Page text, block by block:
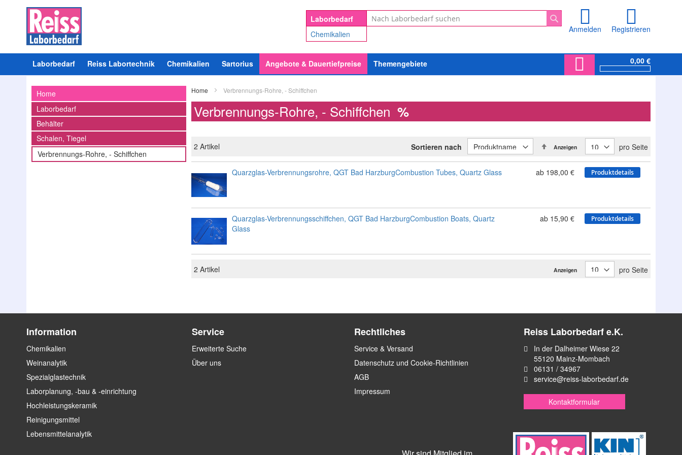
0,00 €
Anmelden Registrieren
Laborbedarf
Chemikalien
Suche
Suche
Laborbedarf Reiss Labortechnik Chemikalien Sartorius Angebote & Dauertiefpreise Themengebiete
Home Verbrennungs-Rohre, - Schiffchen
Verbrennungs-Rohre, - Schiffchen %
2 Artikel Anzeigen pro Seite
Sortieren nach
absteigender
Reihenfolge
Quarzglas-Verbrennungsrohre, QGT Bad HarzburgCombustion Tubes, Quartz Glass
ab 198,00 € Produktdetails
Quarzglas-Verbrennungsschiffchen, QGT Bad HarzburgCombustion Boats, Quartz
Glass
ab 15,90 € Produktdetails
2 Artikel Anzeigen pro Seite
Home
Laborbedarf
Behälter
Schalen, Tiegel
Verbrennungs-Rohre, - Schiffchen
Information
Chemikalien
Weinanalytik
Spezialglastechnik
Laborplanung, -bau & -einrichtung
Hochleistungskeramik
Reinigungsmittel
Lebensmittelanalytik
Service
Erweiterte Suche
Über uns
Rechtliches
Service & Versand
Datenschutz und Cookie-Richtlinien
AGB
Impressum
Reiss Laborbedarf e.K.
In der Dalheimer Wiese 22
55120 Mainz-Mombach
06131 / 34967
service@reiss-laborbedarf.de
Kontaktformular